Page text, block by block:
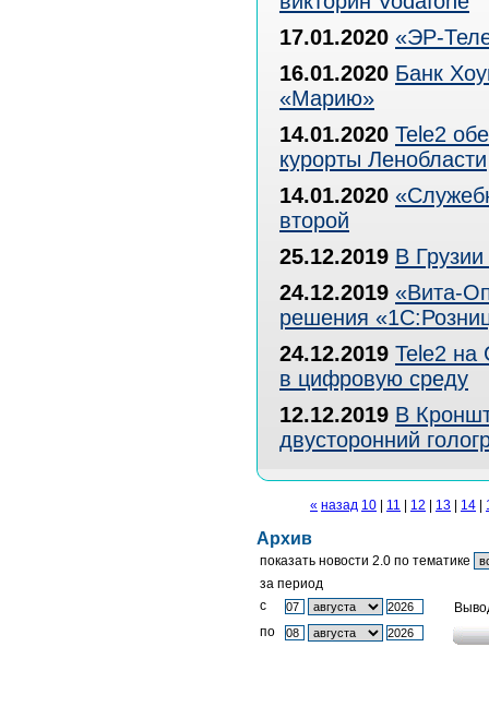
17.01.2020 «ЭР-
16.01.2020 Банк
«Марию»
14.01.2020 Tele2
курорты Ленобласти
14.01.2020
второй
25.12.2019 В
24.12.2019 «Вита-
решения
24.12.2019 Tele2 на
в цифровую среду
12.12.2019 В
двусторонний
« назад 10 11 12 13 14
Архив
показать новости 2.0 по тематике
за период
c
по